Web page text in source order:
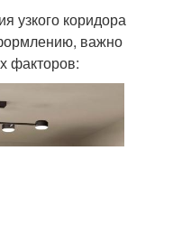
узкого коридора
важно
факторов: